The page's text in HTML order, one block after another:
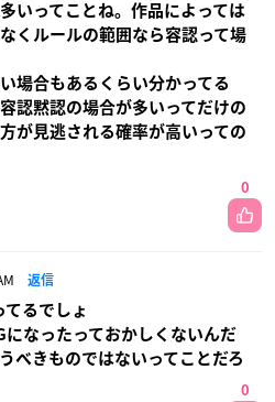
いってことね。作品によっては
くルールの範囲なら容認って場
場合もあるくらい分かってる
認黙認の場合が多いってだけの
が見逃される確率が高いっての
0
返信
てるでしょ
になったっておかしくないんだ
べきものではないってことだろ
0